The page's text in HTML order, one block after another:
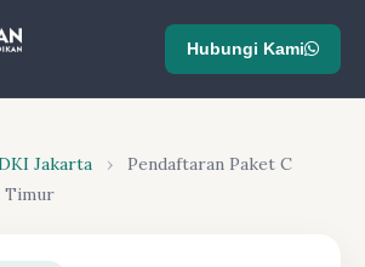
Hubungi Kami
Jakarta ›
Pendaftaran Paket C
Timur